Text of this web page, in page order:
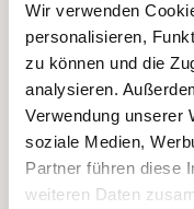
Wir verwenden
personalisieren,
zu können und die
analysieren.
Verwendung unserer
soziale Medien,
Partner führen diese
weiteren Daten